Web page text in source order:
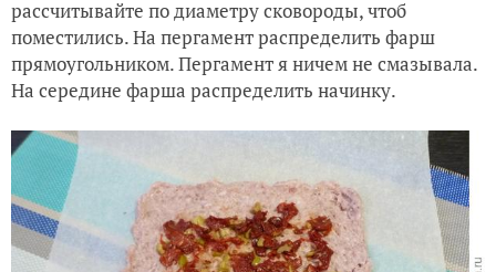
рассчитывайте по диаметру сковороды, чтоб
поместились. На пергамент распределить фарш
прямоугольником. Пергамент я ничем не смазывала.
На середине фарша распределить начинку.